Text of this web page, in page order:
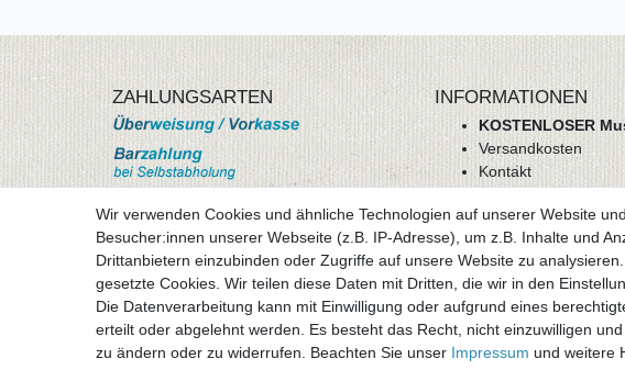
ZAHLUNGSARTEN
mehr Informationen
Besuchen sie uns auf
INFORMATIONEN
KOSTENLOSER
Versandkosten
Kontakt
AGB
Datenschutz
Impressum
Vertrag widerrufen
Wir verwenden Cookies und ähnliche Technologien auf unserer Website
Besucher:innen unserer Webseite (z.B. IP-Adresse), um z.B. Inhalte und
Drittanbietern einzubinden oder Zugriffe auf unsere Website zu
gesetzte Cookies. Wir teilen diese Daten mit Dritten, die wir in den
Die Datenverarbeitung kann mit Einwilligung oder aufgrund eines
erteilt oder abgelehnt werden. Es besteht das Recht, nicht einzuwilligen
zu ändern oder zu widerrufen. Beachten Sie unser Impressum und weitere